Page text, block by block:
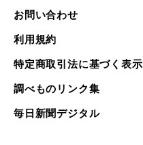
お問い合わせ
利用規約
特定商取引法に基づく表示
調べものリンク集
毎日新聞デジタル